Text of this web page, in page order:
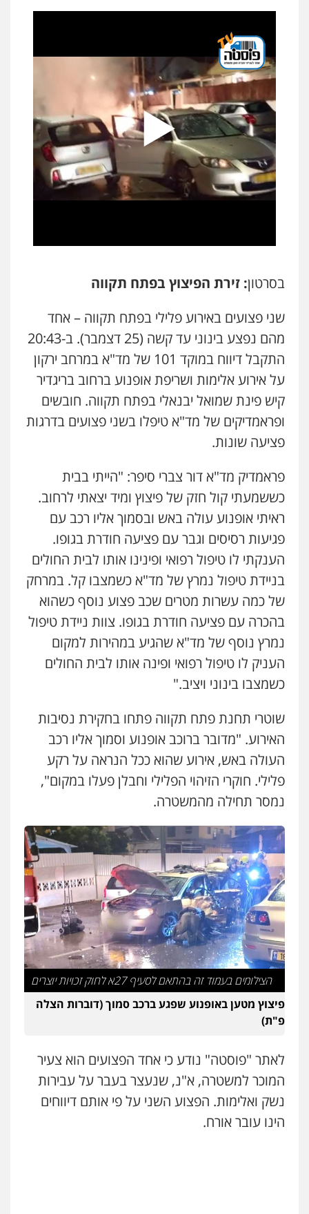
קטינים
עו"ד אסף דוק
פלילי עבירות מין סמים והימורים
חמורה חקירות ומעצרים צווארון לבן והונאה
0526885006
עו"ד שלי גורביץ – לוי
משפט פלילי פשיעה חמורה מעצרים
וחקירות צבאי תעבורה
0544218336
פלילי עורכי דין לענייני אסירים
משרד עורכי דין חן ברוך
פלילי דיני תעבורה מעצרים וחקירות
0505078733
עו"ד קארין לגטיוי
פלילי פשיעה חמורה מעצרים וחקירות
0507446995
עו"ד ירון גיגי
פלילי צווארון לבן מעצרים הליכי הסגרה
0522249087
עו"ד רועי אטיאס
משפט פלילי פשיעה חמורה צווארון לבן
525043999
עו"ד אסף כהן
פלילי פשיעה חמורה סמים והימורים
מעצרים וחקירות
0526555488
פלילי אסירים תעבורה מרב"ד
0547556464
עו"ד אילן אלימלך
פלילי פשיעה חמורה
עו"ד שאדי נאטור
פלילי פשיעה חמורה מעצרים וחקירות
0509230800
משרד עורכי דין פארס פלאח
פלילי צבאי צווארון לבן והונאה ביטוח לאומי
0549911449
עו"ד עידית שינו-אמיתי
0507587013
עו"ד אביגדור פלדמן
0505345826
בסרטון: זירת הפיצוץ בפתח תקווה
שני פצועים באירוע פלילי בפתח תקווה – אחד
מהם נפצע בינוני עד קשה (25 דצמבר). ב-20:43
התקבל דיווח במוקד 101 של מד"א במרחב ירקון
על אירוע אלימות ושריפת אופנוע ברחוב בריגדיר
קיש פינת שמואל יבנאלי בפתח תקווה. חובשים
ופראמדיקים של מד"א טיפלו בשני פצועים בדרגות
פציעה שונות.
פראמדיק מד"א דור צברי סיפר: "הייתי בבית
כששמעתי קול חזק של פיצוץ ומיד יצאתי לרחוב.
ראיתי אופנוע עולה באש ובסמוך אליו רכב עם
פגיעות רסיסים וגבר עם פציעה חודרת בגופו.
הענקתי לו טיפול רפואי ופינינו אותו לבית החולים
בניידת טיפול נמרץ של מד"א כשמצבו קל. במרחק
של כמה עשרות מטרים שכב פצוע נוסף כשהוא
בהכרה עם פציעה חודרת בגופו. צוות ניידת טיפול
נמרץ נוסף של מד"א שהגיע במהירות למקום
העניק לו טיפול רפואי ופינה אותו לבית החולים
כשמצבו בינוני ויציב."
שוטרי תחנת פתח תקווה פתחו בחקירת נסיבות
האירוע. "מדובר ברוכב אופנוע וסמוך אליו רכב
העולה באש, אירוע שהוא ככל הנראה על רקע
פלילי. חוקרי הזיהוי הפלילי וחבלן פעלו במקום",
נמסר תחילה מהמשטרה.
הצילומים בעמוד זה בהתאם לסעיף 27א לחוק זכויות יוצרים
פיצוץ מטען באופנוע שפגע ברכב סמוך (דוברות הצלה
פ"ת)
לאתר "פוסטה" נודע כי אחד הפצועים הוא צעיר
המוכר למשטרה, א"נ, שנעצר בעבר על עבירות
נשק ואלימות. הפצוע השני על פי אותם דיווחים
הינו עובר אורח.